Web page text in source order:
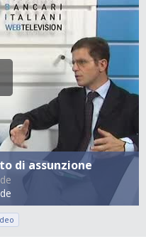
di assunzione